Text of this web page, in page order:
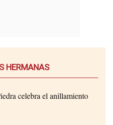
HERMANAS
celebra el anillamiento